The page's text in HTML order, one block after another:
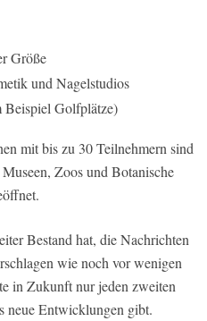
Größe
und Nagelstudios
Beispiel Golfplätze)
mit bis zu 30 Teilnehmern sind
Zoos und Botanische
Bestand hat, die Nachrichten
wie noch vor wenigen
in Zukunft nur jeden zweiten
neue Entwicklungen gibt.